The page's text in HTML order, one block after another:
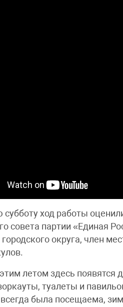
ход работы
совета партии «Единая
округа, член
летом здесь
туалеты и
всегда была посещаема,